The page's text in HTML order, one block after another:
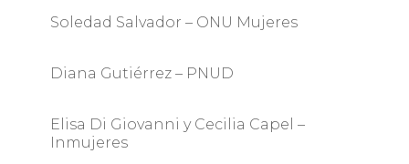
Soledad Salvador – ONU Mujeres
Diana Gutiérrez – PNUD
Elisa Di Giovanni y Cecilia Capel –
Inmujeres